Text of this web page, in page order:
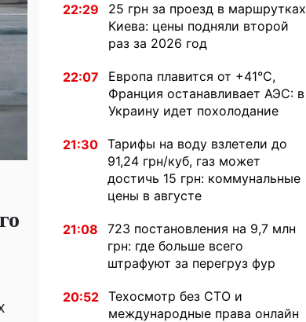
22:29
25 грн за проезд в маршрутках
Киева: цены подняли второй
раз за 2026 год
22:07
Европа плавится от +41°C,
Франция останавливает АЭС: в
Украину идет похолодание
21:30 Тарифы на воду взлетели до
91,24 грн/куб, газ может
достичь 15 грн: коммунальные
цены в августе
21:08
723 постановления на 9,7 млн
грн: где больше всего
штрафуют за перегруз фур
20:52 Техосмотр без СТО и
международные права онлайн